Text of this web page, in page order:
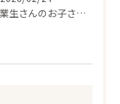
卒業生さんのお子さんに会って来ました✨